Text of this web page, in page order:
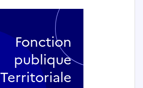
Fonction
publique
Territoriale